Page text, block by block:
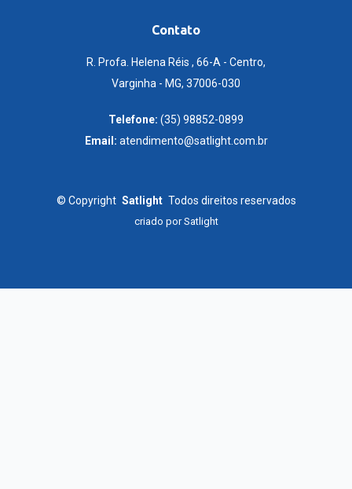
Contato
R. Profa. Helena Réis , 66-A - Centro,
Varginha - MG, 37006-030
Telefone: (35) 98852-0899
Email: atendimento@satlight.com.br
© Copyright Satlight Todos direitos reservados
criado porSatlight